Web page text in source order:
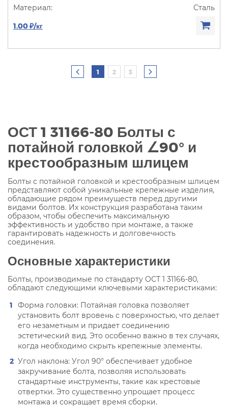
Сталь
1.00 ₽/кг
1 2 3
ОСТ 1 31166-80 Болты с
потайной головкой ∠90° и
крестообразным шлицем
Болты с потайной головкой и крестообразным шлицем
представляют собой уникальные крепежные изделия,
обладающие рядом преимуществ перед другими
видами болтов. Их конструкция разработана таким
образом, чтобы обеспечить максимальную
эффективность и удобство при монтаже, а также
гарантировать надежность и долговечность
соединения.
Основные характеристики
Болты, производимые по стандарту ОСТ 1 31166-80,
обладают следующими ключевыми характеристиками:
Форма головки: Потайная головка позволяет
установить болт вровень с поверхностью, что делает
его незаметным и придает соединению
эстетический вид. Это особенно важно в тех случаях,
когда необходимо скрыть крепежные элементы.
Угол наклона: Угол 90° обеспечивает удобное
закручивание болта, позволяя использовать
стандартные инструменты, такие как крестовые
отвертки. Это существенно упрощает процесс
монтажа и сокращает время сборки.